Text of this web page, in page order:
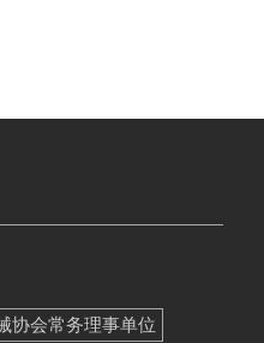
协会常务理事单位